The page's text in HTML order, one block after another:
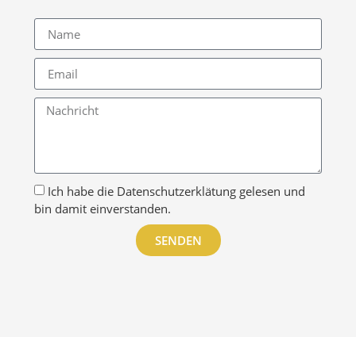
Ich habe die Datenschutzerklätung gelesen und
bin damit einverstanden.
SENDEN